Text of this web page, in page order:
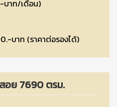
บาท/เดือน)
บาท (ราคาต่อรองได้)
อย 7690 ตรม.